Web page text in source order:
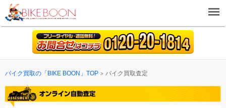
バイク買取の「BIKE BOON」TOP バイク買取査定